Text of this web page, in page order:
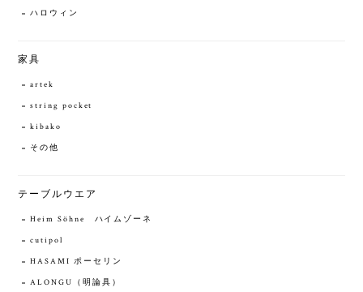
ハロウィン
家具
artek
string pocket
kibako
その他
テーブルウエア
Heim Söhne ハイムゾーネ
cutipol
HASAMI ポーセリン
ALONGU（明論具）